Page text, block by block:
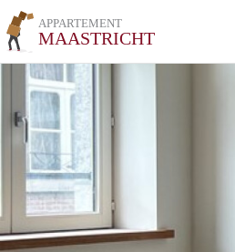
APPARTEMENT
MAASTRICHT